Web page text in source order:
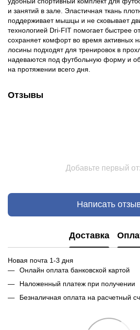
и занятий в зале. Эластичная ткань
поддерживает мышцы и не сковывает
технологией Dri-FIT помогает быстрее
сохраняет комфорт во время активных
лосины подходят для тренировок в
надеваются под футбольную форму и
на протяжении всего дня.
Отзывы
Добавьте первый
Написать
Доставка
Новая почта 1-3 дня
Онлайн оплата банковской картой
Наложенный платеж при получении
Безналичная оплата на расчетный